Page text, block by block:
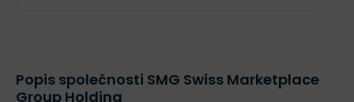
Příjmy
Popis společnosti SMG Swiss Marketplace
Group Holding